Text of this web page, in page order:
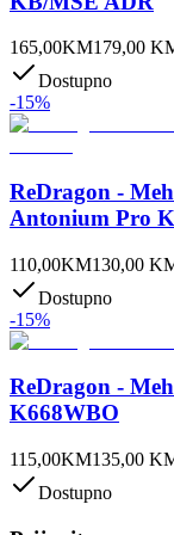
165,00KM179,00
Dostupno
-15%
ReDragon -
Antonium Pro
110,00KM130,00
Dostupno
-15%
ReDragon -
K668WBO
115,00KM135,00
Dostupno